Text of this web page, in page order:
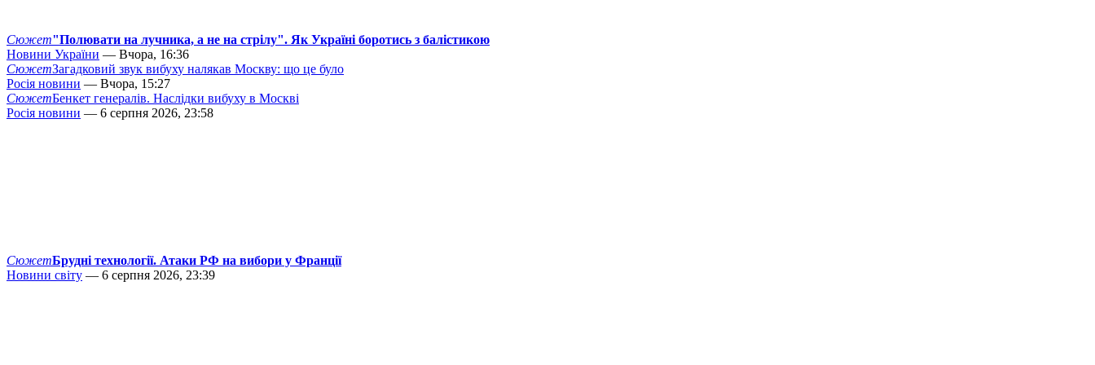
Сюжет"Полювати на лучника, а не на стрілу". Як Україні боротись з балістикою
Новини України — Вчора, 16:36
СюжетЗагадковий звук вибуху налякав Москву: що це було
Росія новини — Вчора, 15:27
СюжетБенкет генералів. Наслідки вибуху в Москві
Росія новини — 6 серпня 2026, 23:58
СюжетБрудні технології. Атаки РФ на вибори у Франції
Новини світу — 6 серпня 2026, 23:39